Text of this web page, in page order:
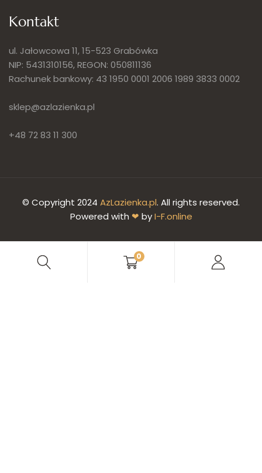
Kontakt
ul. Jałowcowa 11, 15-523 Grabówka
NIP: 5431310156, REGON: 050811136
Rachunek bankowy: 43 1950 0001 2006 1989 3833 0002
sklep@azlazienka.pl
+48 72 83 11 300
© Copyright 2024 AzLazienka.pl. All rights reserved.
Powered with ❤ byI-F.online
0